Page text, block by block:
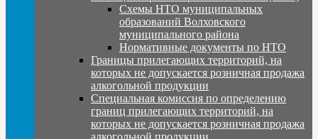
Схемы НТО муниципальных
образований Волховского
муниципального района
Нормативные документы по НТО
Границы прилегающих территорий, на
которых не допускается розничная продажа
алкогольной продукции
Специальная комиссия по определению
границ прилегающих территорий, на
которых не допускается розничная продажа
алкогольной продукции